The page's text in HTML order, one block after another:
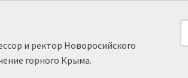
и ректор Новоросийского
горного Крыма.